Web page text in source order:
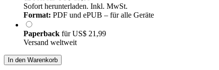
Sofort herunterladen. Inkl. MwSt.
Format: PDF und ePUB – für alle Geräte
Paperback fürUS$ 21,99
Versand weltweit
In den Warenkorb